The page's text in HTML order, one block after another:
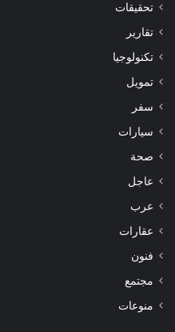
تحقيقات
تقارير
تكنولوجيا
تمويل
سفر
سيارات
صحة
عاجل
عرب
عقارات
فنون
مجتمع
منوعات